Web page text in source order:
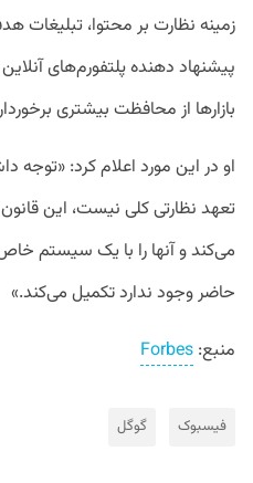
زمینه نظارت بر محتوا، تبلیغات
پیشنهاد دهنده پلتفورم‌های
بازار‌ها از محافظت بیشتری
او در این مورد اعلام کرد: «توجه
تعهد نظارتی کلی نیست، این قانون
می‌کند و آنها را با یک سیستم خاص
حاضر وجود ندارد تکمیل می‌کند.»
منبع: Forbes
فیسبوک گوگل